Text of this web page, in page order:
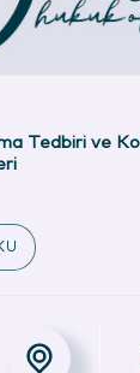
Tedbiri ve